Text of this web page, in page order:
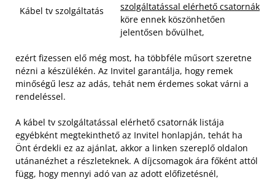
Kábel tv szolgáltatás
szolgáltatással elérhető csatornák
köre ennek köszönhetően
jelentősen bővülhet,
ezért fizessen elő még most, ha többféle műsort szeretne
nézni a készülékén. Az Invitel garantálja, hogy remek
minőségű lesz az adás, tehát nem érdemes sokat várni a
rendeléssel.
A kábel tv szolgáltatással elérhető csatornák listája
egyébként megtekinthető az Invitel honlapján, tehát ha
Önt érdekli ez az ajánlat, akkor a linken szereplő oldalon
utánanézhet a részleteknek. A díjcsomagok ára főként attól
függ, hogy mennyi adó van az adott előfizetésnél,